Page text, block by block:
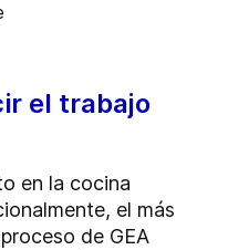
el trabajo
en la cocina
el más
de GEA